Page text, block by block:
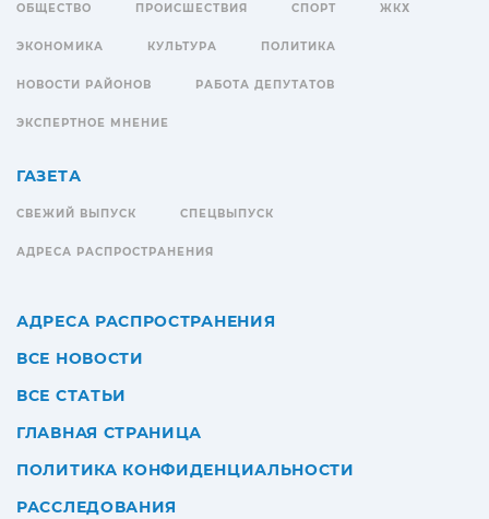
ОБЩЕСТВО ПРОИСШЕСТВИЯ СПОРТ ЖКХ
ЭКОНОМИКА КУЛЬТУРА ПОЛИТИКА
НОВОСТИ РАЙОНОВ РАБОТА ДЕПУТАТОВ
ЭКСПЕРТНОЕ МНЕНИЕ
ГАЗЕТА
СВЕЖИЙ ВЫПУСК СПЕЦВЫПУСК
АДРЕСА РАСПРОСТРАНЕНИЯ
АДРЕСА РАСПРОСТРАНЕНИЯ
ВСЕ НОВОСТИ
ВСЕ СТАТЬИ
ГЛАВНАЯ СТРАНИЦА
ПОЛИТИКА КОНФИДЕНЦИАЛЬНОСТИ
РАССЛЕДОВАНИЯ